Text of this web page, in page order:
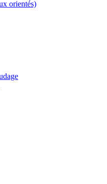
orientés)